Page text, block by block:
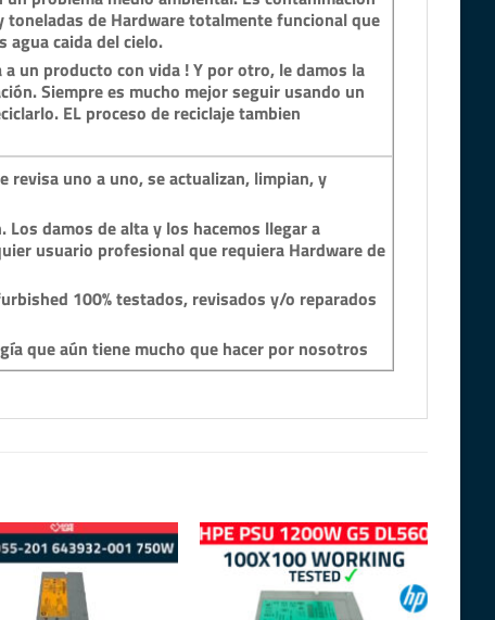
toneladas de Hardware totalmente funcional que
agua caida del cielo.
un producto con vida ! Y por otro, le damos la
Siempre es mucho mejor seguir usando un
EL proceso de reciclaje tambien
revisa uno a uno, se actualizan, limpian, y
Los damos de alta y los hacemos llegar a
usuario profesional que requiera Hardware de
100% testados, revisados y/o reparados
que aún tiene mucho que hacer por nosotros